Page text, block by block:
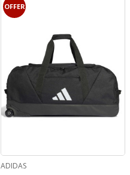
OFFER
ADIDAS